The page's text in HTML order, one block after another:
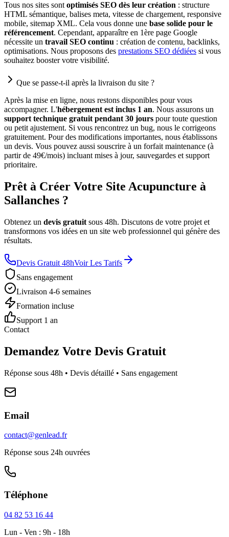
Tous nos sites sont optimisés SEO dès leur création : structure
HTML sémantique, balises meta, vitesse de chargement, responsive
mobile, sitemap XML. Cela vous donne une base solide pour le
référencement. Cependant, apparaître en 1ère page Google
nécessite un travail SEO continu : création de contenu, backlinks,
optimisations. Nous proposons des prestations SEO dédiées si vous
souhaitez booster votre visibilité.
Que se passe-t-il après la livraison du site ?
Après la mise en ligne, nous restons disponibles pour vous
accompagner. L'hébergement est inclus 1 an. Nous assurons un
support technique gratuit pendant 30 jours pour toute question
ou petit ajustement. Si vous rencontrez un bug, nous le corrigeons
gratuitement. Pour des modifications importantes, nous établissons
un devis. Vous pouvez aussi souscrire à un forfait maintenance (à
partir de 49€/mois) incluant mises à jour, sauvegardes et support
prioritaire.
Prêt à Créer Votre Site Acupuncture à
Sallanches ?
Obtenez un devis gratuit sous 48h. Discutons de votre projet et
transformons vos idées en un site web professionnel qui génère des
résultats.
Devis Gratuit 48hVoir Les Tarifs
Sans engagement
Livraison 4-6 semaines
Formation incluse
Support 1 an
Contact
Demandez Votre Devis Gratuit
Réponse sous 48h • Devis détaillé • Sans engagement
Email
contact@genlead.fr
Réponse sous 24h ouvrées
Téléphone
04 82 53 16 44
Lun - Ven : 9h - 18h